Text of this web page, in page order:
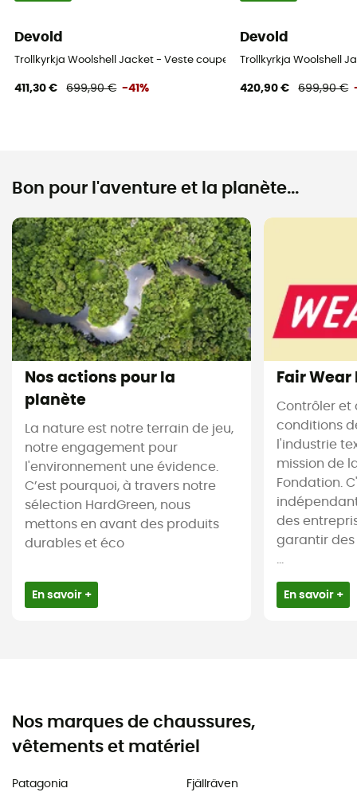
Devold
Trollkyrkja Woolshell Jacket - Veste coupe-vent homme
411,30 € 699,90 € -41%
Devold
Trollkyrkja Woolshell
420,90 € 699,90 €
Bon pour l'aventure et la planète...
Nos actions pour la
planète
La nature est notre terrain de jeu,
notre engagement pour
l'environnement une évidence.
C’est pourquoi, à travers notre
sélection HardGreen, nous
mettons en avant des produits
durables et éco
En savoir +
Fair
Contrôler et
conditions
l'industrie
mission de
Fondation.
des
garantir
...
En savoir +
Nos marques de chaussures,
vêtements et matériel
Patagonia
Fjällräven